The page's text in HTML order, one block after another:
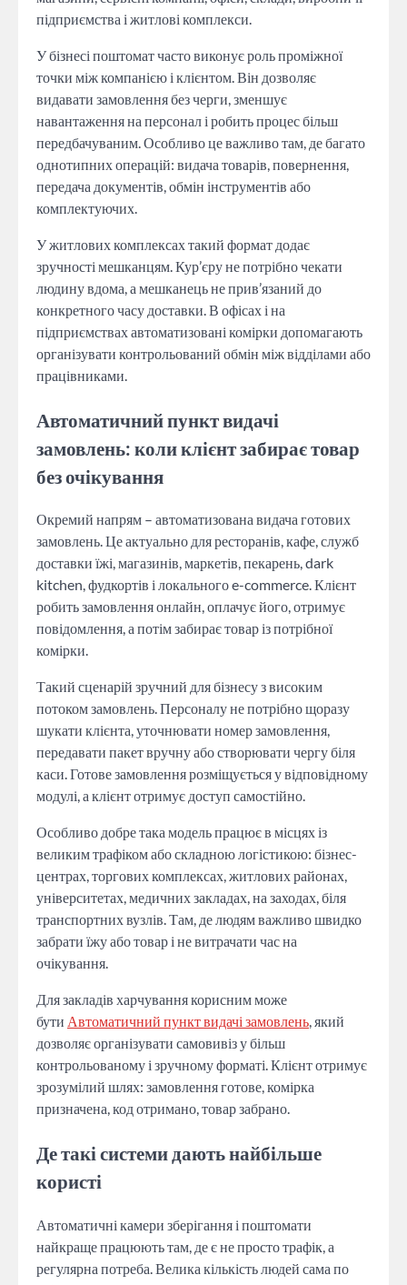
підприємства і житлові комплекси.
У бізнесі поштомат часто виконує роль проміжної
точки між компанією і клієнтом. Він дозволяє
видавати замовлення без черги, зменшує
навантаження на персонал і робить процес більш
передбачуваним. Особливо це важливо там, де багато
однотипних операцій: видача товарів, повернення,
передача документів, обмін інструментів або
комплектуючих.
У житлових комплексах такий формат додає
зручності мешканцям. Кур’єру не потрібно чекати
людину вдома, а мешканець не прив’язаний до
конкретного часу доставки. В офісах і на
підприємствах автоматизовані комірки допомагають
організувати контрольований обмін між відділами або
працівниками.
Автоматичний пункт видачі
замовлень: коли клієнт забирає товар
без очікування
Окремий напрям – автоматизована видача готових
замовлень. Це актуально для ресторанів, кафе, служб
доставки їжі, магазинів, маркетів, пекарень, dark
kitchen, фудкортів і локального e-commerce. Клієнт
робить замовлення онлайн, оплачує його, отримує
повідомлення, а потім забирає товар із потрібної
комірки.
Такий сценарій зручний для бізнесу з високим
потоком замовлень. Персоналу не потрібно щоразу
шукати клієнта, уточнювати номер замовлення,
передавати пакет вручну або створювати чергу біля
каси. Готове замовлення розміщується у відповідному
модулі, а клієнт отримує доступ самостійно.
Особливо добре така модель працює в місцях із
великим трафіком або складною логістикою: бізнес-
центрах, торгових комплексах, житлових районах,
університетах, медичних закладах, на заходах, біля
транспортних вузлів. Там, де людям важливо швидко
забрати їжу або товар і не витрачати час на
очікування.
Для закладів харчування корисним може
бути Автоматичний пункт видачі замовлень, який
дозволяє організувати самовивіз у більш
контрольованому і зручному форматі. Клієнт отримує
зрозумілий шлях: замовлення готове, комірка
призначена, код отримано, товар забрано.
Де такі системи дають найбільше
користі
Автоматичні камери зберігання і поштомати
найкраще працюють там, де є не просто трафік, а
регулярна потреба. Велика кількість людей сама по